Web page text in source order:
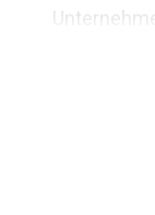
Deutsche
zum